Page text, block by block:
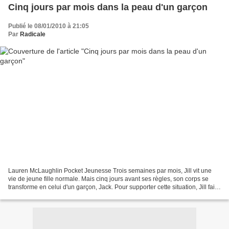
Cinq jours par mois dans la peau d'un garçon
Publié le 08/01/2010 à 21:05
Par Radicale
Lauren McLaughlin Pocket Jeunesse Trois semaines par mois, Jill vit une
vie de jeune fille normale. Mais cinq jours avant ses règles, son corps se
transforme en celui d'un garçon, Jack. Pour supporter cette situation, Jill fait